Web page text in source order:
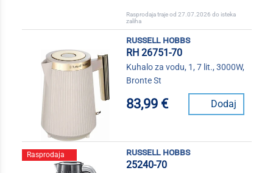
Rasprodaja traje od 27.07.2026 do isteka
zaliha
russell hobbs
RH 26751-70
Kuhalo za vodu, 1, 7 lit., 3000W,
Bronte St
83,99 € Dodaj
Rasprodaja
russell hobbs
25240-70